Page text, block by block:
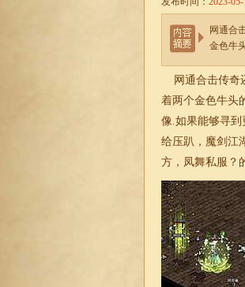
网通合
金色牛
网通合击传奇
着两个金色牛头
像.如果能够寻
给压趴，魔剑江
方，凤舞私服？